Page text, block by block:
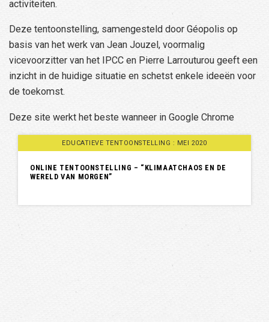
activiteiten.
Deze tentoonstelling, samengesteld door Géopolis op
basis van het werk van Jean Jouzel, voormalig
vicevoorzitter van het IPCC en Pierre Larrouturou geeft een
inzicht in de huidige situatie en schetst enkele ideeën voor
de toekomst.
Deze site werkt het beste wanneer in Google Chrome
EDUCATIEVE TENTOONSTELLING : MEI 2020
ONLINE TENTOONSTELLING – “KLIMAATCHAOS EN DE
WERELD VAN MORGEN”